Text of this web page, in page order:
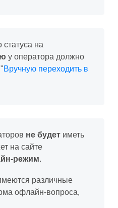
на
у оператора должно
Вручную переходить в
не будет иметь
на сайте
режим.
различные
офлайн-вопроса,